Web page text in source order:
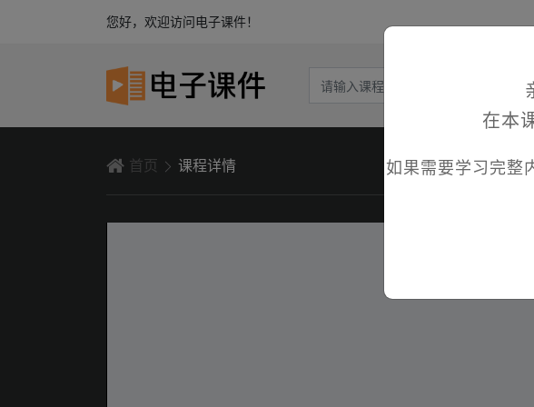
您好，欢迎访问电子课件！
首页 课程详情
在本
如果需要学习完整